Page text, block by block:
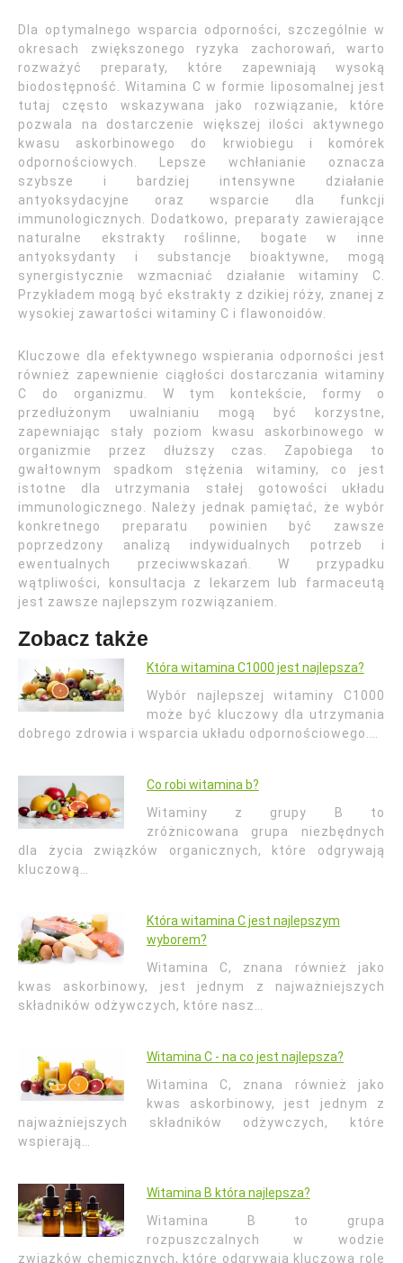
Dla optymalnego wsparcia odporności, szczególnie w
okresach zwiększonego ryzyka zachorowań, warto
rozważyć preparaty, które zapewniają wysoką
biodostępność. Witamina C w formie liposomalnej jest
tutaj często wskazywana jako rozwiązanie, które
pozwala na dostarczenie większej ilości aktywnego
kwasu askorbinowego do krwiobiegu i komórek
odpornościowych. Lepsze wchłanianie oznacza
szybsze i bardziej intensywne działanie
antyoksydacyjne oraz wsparcie dla funkcji
immunologicznych. Dodatkowo, preparaty zawierające
naturalne ekstrakty roślinne, bogate w inne
antyoksydanty i substancje bioaktywne, mogą
synergistycznie wzmacniać działanie witaminy C.
Przykładem mogą być ekstrakty z dzikiej róży, znanej z
wysokiej zawartości witaminy C i flawonoidów.
Kluczowe dla efektywnego wspierania odporności jest
również zapewnienie ciągłości dostarczania witaminy
C do organizmu. W tym kontekście, formy o
przedłużonym uwalnianiu mogą być korzystne,
zapewniając stały poziom kwasu askorbinowego w
organizmie przez dłuższy czas. Zapobiega to
gwałtownym spadkom stężenia witaminy, co jest
istotne dla utrzymania stałej gotowości układu
immunologicznego. Należy jednak pamiętać, że wybór
konkretnego preparatu powinien być zawsze
poprzedzony analizą indywidualnych potrzeb i
ewentualnych przeciwwskazań. W przypadku
wątpliwości, konsultacja z lekarzem lub farmaceutą
jest zawsze najlepszym rozwiązaniem.
Zobacz także
Która witamina C1000 jest najlepsza?
Wybór najlepszej witaminy C1000
może być kluczowy dla utrzymania
dobrego zdrowia i wsparcia układu odpornościowego.…
Co robi witamina b?
Witaminy z grupy B to
zróżnicowana grupa niezbędnych
dla życia związków organicznych, które odgrywają
kluczową…
Która witamina C jest najlepszym
wyborem?
Witamina C, znana również jako
kwas askorbinowy, jest jednym z najważniejszych
składników odżywczych, które nasz…
Witamina C - na co jest najlepsza?
Witamina C, znana również jako
kwas askorbinowy, jest jednym z
najważniejszych składników odżywczych, które
wspierają…
Witamina B która najlepsza?
Witamina B to grupa
rozpuszczalnych w wodzie
związków chemicznych, które odgrywają kluczową rolę